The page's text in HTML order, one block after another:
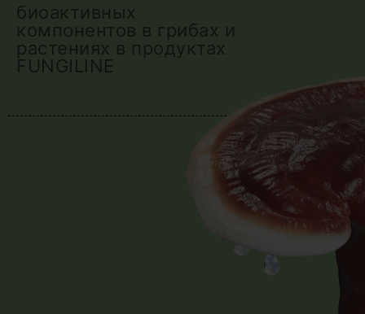
биоактивных
компонентов в грибах и
растениях в продуктах
FUNGILINE